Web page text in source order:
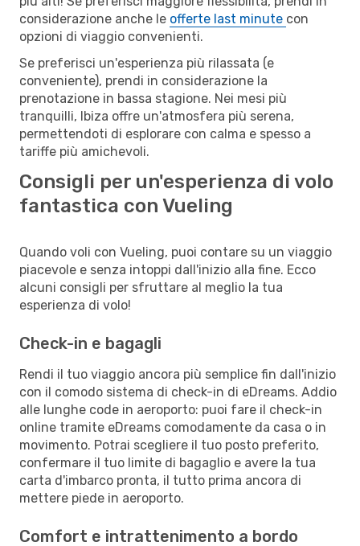
considerazione anche le offerte last minute con
opzioni di viaggio convenienti.
Se preferisci un'esperienza più rilassata (e
conveniente), prendi in considerazione la
prenotazione in bassa stagione. Nei mesi più
tranquilli, Ibiza offre un'atmosfera più serena,
permettendoti di esplorare con calma e spesso a
tariffe più amichevoli.
Consigli per un'esperienza di volo
fantastica con Vueling
Quando voli con Vueling, puoi contare su un viaggio
piacevole e senza intoppi dall'inizio alla fine. Ecco
alcuni consigli per sfruttare al meglio la tua
esperienza di volo!
Check-in e bagagli
Rendi il tuo viaggio ancora più semplice fin dall'inizio
con il comodo sistema di check-in di eDreams. Addio
alle lunghe code in aeroporto: puoi fare il check-in
online tramite eDreams comodamente da casa o in
movimento. Potrai scegliere il tuo posto preferito,
confermare il tuo limite di bagaglio e avere la tua
carta d'imbarco pronta, il tutto prima ancora di
mettere piede in aeroporto.
Comfort e intrattenimento a bordo